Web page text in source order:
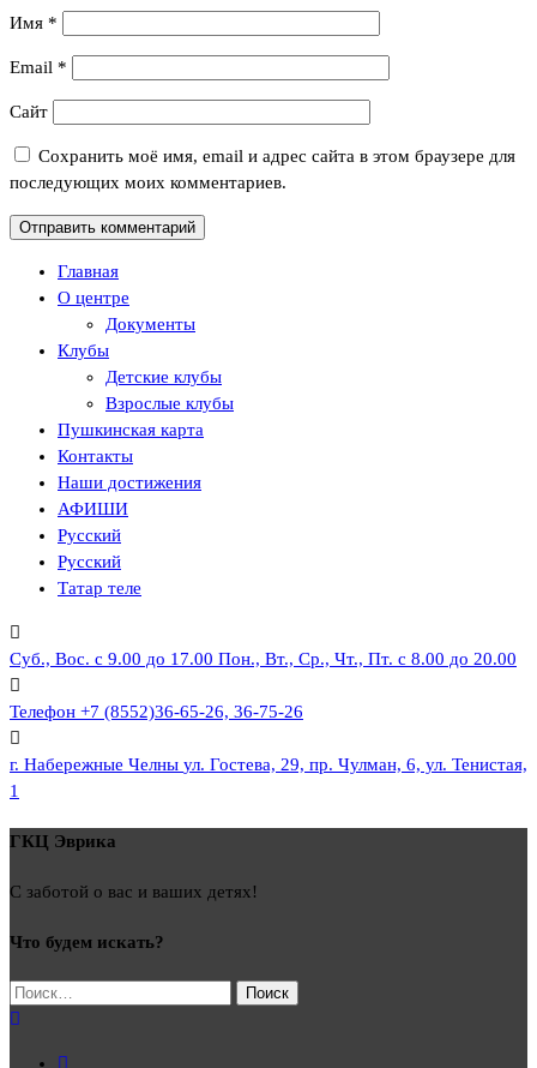
Имя *
Email *
Сайт
Сохранить моё имя, email и адрес сайта в этом браузере для
последующих моих комментариев.
Главная
О центре
Документы
Клубы
Детские клубы
Взрослые клубы
Пушкинская карта
Контакты
Наши достижения
АФИШИ
Русский
Русский
Татар теле
Суб., Вос. с 9.00 до 17.00 Пон., Вт., Ср., Чт., Пт. с 8.00 до 20.00
Телефон +7 (8552)36-65-26, 36-75-26
г. Набережные Челны ул. Гостева, 29, пр. Чулман, 6, ул. Тенистая,
1
ГКЦ Эврика
С заботой о вас и ваших детях!
Что будем искать?
Найти: